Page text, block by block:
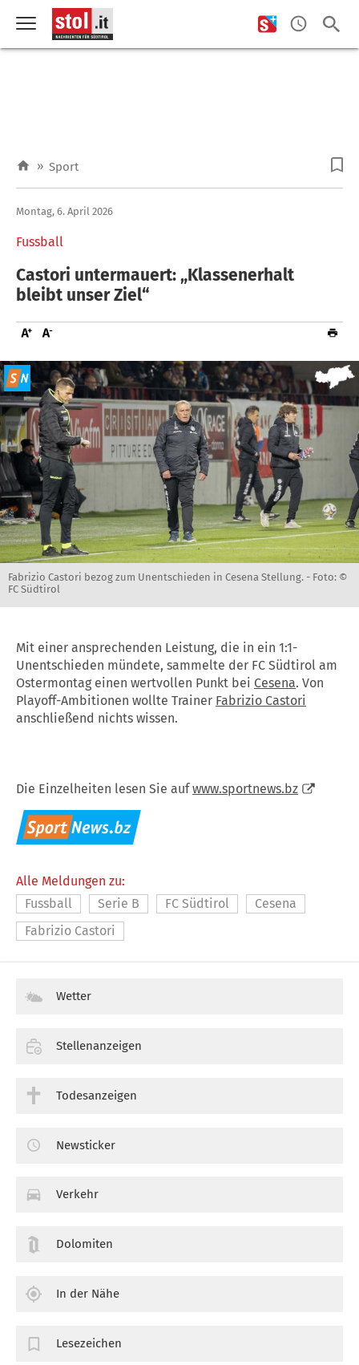
» Sport
Fussball
Montag, 6. April 2026
Castori untermauert: „Klassenerhalt
bleibt unser Ziel“
Fabrizio Castori bezog zum Unentschieden in Cesena Stellung. - Foto: ©
FC Südtirol
Mit einer ansprechenden Leistung, die in ein 1:1-
Unentschieden mündete, sammelte der FC Südtirol am
Ostermontag einen wertvollen Punkt bei Cesena. Von
Playoff-Ambitionen wollte Trainer Fabrizio Castori
anschließend nichts wissen.
Die Einzelheiten lesen Sie aufwww.sportnews.bz
Alle Meldungen zu:
Fussball
Serie B FC Südtirol
Cesena
Fabrizio Castori
Wetter
Stellenanzeigen
Todesanzeigen
Newsticker
Verkehr
Dolomiten
In der Nähe
Lesezeichen